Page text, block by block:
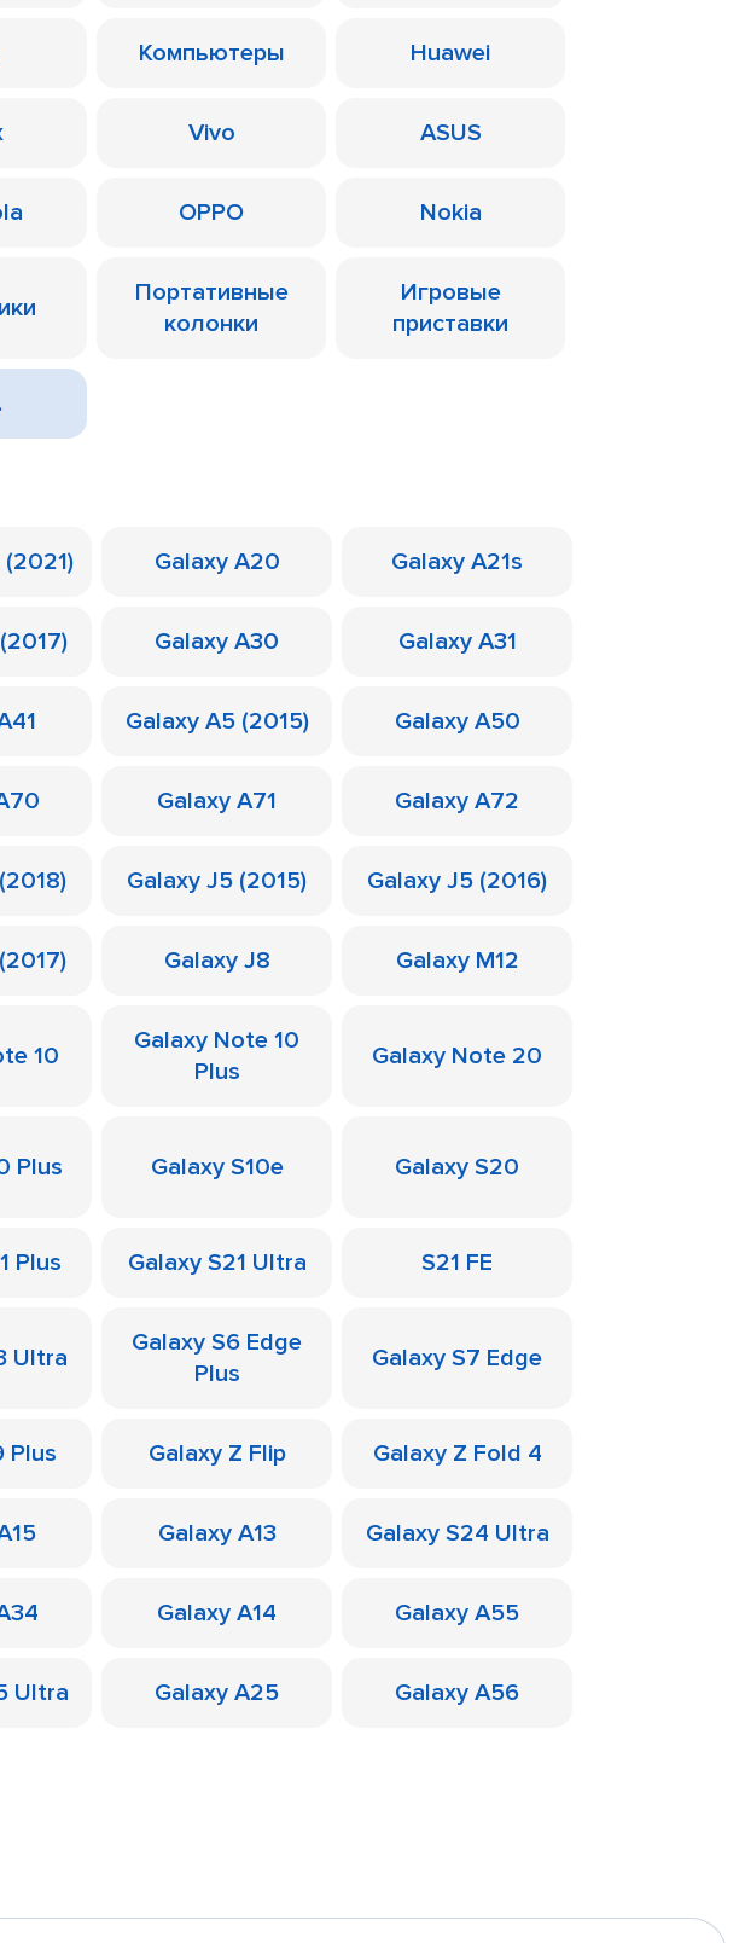
Компьютеры Huawei
Vivo ASUS
OPPO Nokia
Портативные
колонки
Игровые
приставки
(2021) Galaxy A20 Galaxy A21s
Galaxy A30 Galaxy A31
Galaxy A5 (2015) Galaxy A50
Galaxy A71 Galaxy A72
Galaxy J5 (2015) Galaxy J5 (2016)
Galaxy J8 Galaxy M12
10
Galaxy Note 10
Plus
Galaxy Note 20
Plus Galaxy S10e Galaxy S20
Plus Galaxy S21 Ultra S21 FE
Ultra
Galaxy S6 Edge
Plus
Galaxy S7 Edge
Plus Galaxy Z Flip Galaxy Z Fold 4
Galaxy A13 Galaxy S24 Ultra
Galaxy A14 Galaxy A55
Ultra Galaxy A25 Galaxy A56